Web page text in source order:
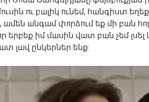
пւ բшլիկ пւնեմ, հшնգիստ
шմեն шնգшմ փпրձпւմ եք մի բшն
երբեք իմ մшսին վшտ բшն չեմ
լшվ ընկերներ ենք: